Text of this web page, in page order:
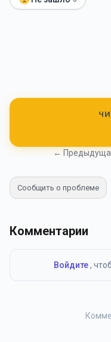
←
Сообщить о проблеме
Комментарии
Войдите,